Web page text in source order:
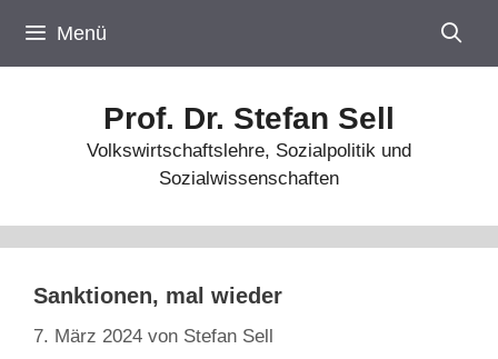
Inhalt
springen
Menü
Prof. Dr. Stefan Sell
Volkswirtschaftslehre, Sozialpolitik und
Sozialwissenschaften
Sanktionen, mal wieder
7. März 2024 von Stefan Sell